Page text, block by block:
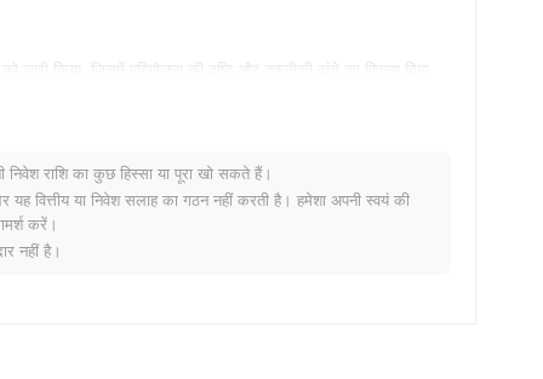
किया, जिसमें परियोजना की दृष्टि और तकनीकी ढांचे का विवरण दिया
इसकी प्रारंभिक सार्वजनिक उपलब्धता को चिह्नित करता है और
जुलाई 2023 में एक निष्पक्ष लॉन्च मॉडल के माध्यम से हुआ, जिसने
करने की अनुमति दी। ये मौलिक कदम ETHPoS (IOU) की वृद्धि और
परिदृश्य में एक उल्लेखनीय खिलाड़ी के रूप में स्थापित करते हैं।
राशि का कुछ हिस्सा या पूरा खो सकते हैं।
वित्तीय या निवेश सलाह का गठन नहीं करती है। हमेशा अपनी स्वयं की
करें।
नहीं है।